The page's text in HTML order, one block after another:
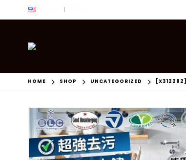
|
HOME SHOP UNCATEGORIZED